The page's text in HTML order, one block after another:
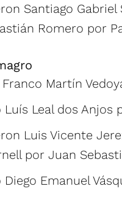
Santiago
Romero por
Franco Martín
Luís Leal dos Anjos
Luis Vicente
por Juan
Emanuel